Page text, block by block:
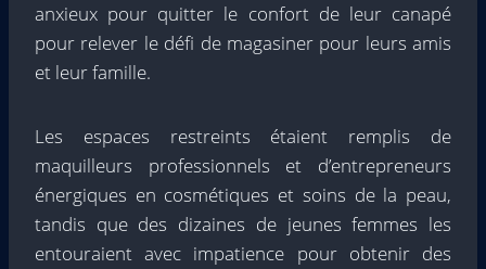
anxieux pour quitter le confort de leur canapé
pour relever le défi de magasiner pour leurs amis
et leur famille.
Les espaces restreints étaient remplis de
maquilleurs professionnels et d’entrepreneurs
énergiques en cosmétiques et soins de la peau,
tandis que des dizaines de jeunes femmes les
entouraient avec impatience pour obtenir des